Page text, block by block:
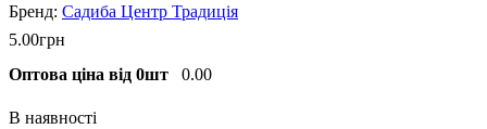
Садиба Центр Традиція
5.00грн
Оптова ціна від 0шт
0.00
В наявності